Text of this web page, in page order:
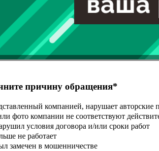
причину обращения*
компанией, нарушает авторские
фото компании не соответствуют
условия договора и/или сроки работ
не работает
замечен в мошенничестве